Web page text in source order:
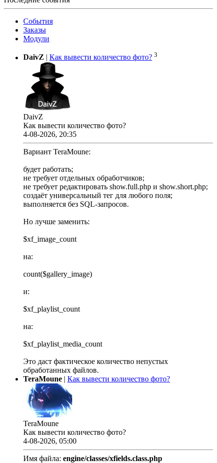
События
Заказы
Модули
DaivZ Как вывести количество фото? 3
DaivZ
Как вывести количество фото?
4-08-2026, 20:35
Вариант TeraMoune:
будет работать;
не требует отдельных обработчиков;
не требует редактировать show.full.php и show.short.php;
создаёт универсальный тег для любого поля;
выполняется без SQL-запросов.
Но лучше заменить:
$xf_image_count
на:
count($gallery_image)
и:
$xf_playlist_count
на:
$xf_playlist_media_count
Это даст фактическое количество непустых
обработанных файлов.
TeraMoune | Как вывести количество фото?
TeraMoune
Как вывести количество фото?
4-08-2026, 05:00
Имя файла: engine/classes/xfields.class.php